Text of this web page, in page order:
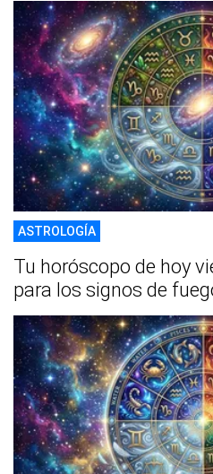
ASTROLOGÍA
Tu horóscopo de hoy
para los signos de